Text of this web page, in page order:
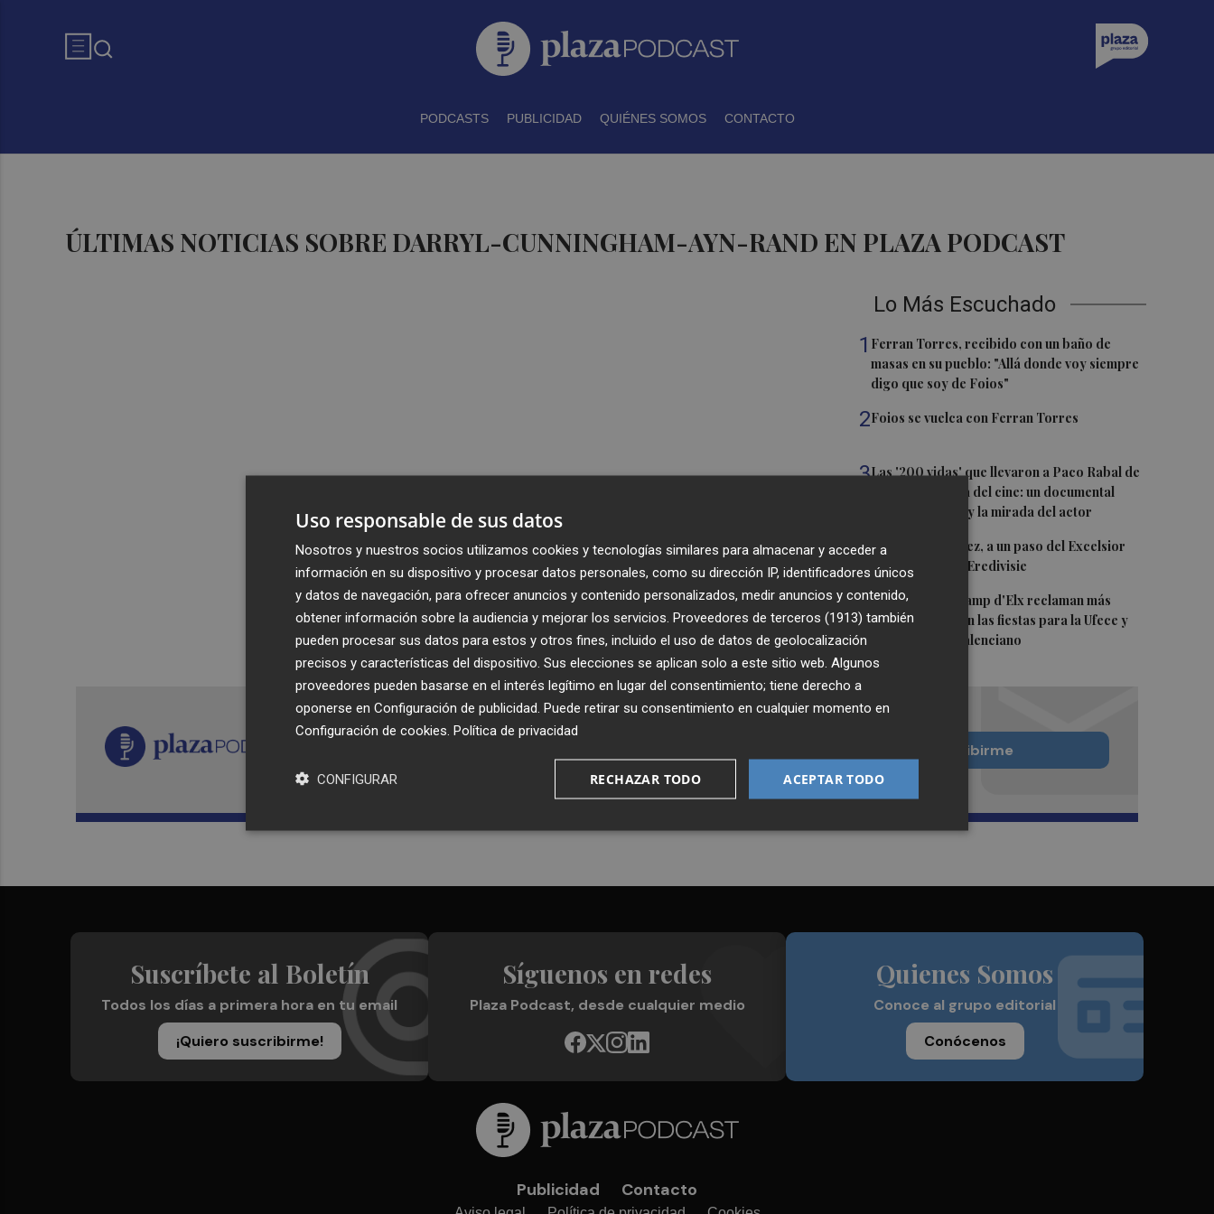
PODCASTS PUBLICIDAD QUIÉNES SOMOS CONTACTO
ÚLTIMAS NOTICIAS SOBRE DARRYL-CUNNINGHAM-AYN-RAND EN PLAZA PODCAST
Lo Más Escuchado
1 Ferran Torres, recibido con un baño de
masas en su pueblo: "Allá donde voy siempre
digo que soy de Foios"
2Foios se vuelca con Ferran Torres
3Las '200 vidas' que llevaron a Paco Rabal de
Águilas a la cima del cine: un documental
recupera la voz y la mirada del actor
4Mario Domínguez, a un paso del Excelsior
Róterdam de la Eredivisie
5Entidades del Camp d'Elx reclaman más
protagonismo en las fiestas para la Ufece y
conciertos en valenciano
Recibe toda la actualidad de
Plaza Podcast en tu correo
Quiero suscribirme
Suscríbete al Boletín
Todos los días a primera hora en tu email
¡Quiero suscribirme!
Síguenos en redes
Plaza Podcast, desde cualquier medio
Quienes Somos
Conoce al grupo editorial
Conócenos
Publicidad Contacto
Uso responsable de sus datos
Nosotros y nuestros socios utilizamos cookies y tecnologías similares para almacenar y acceder a
información en su dispositivo y procesar datos personales, como su dirección IP, identificadores únicos
y datos de navegación, para ofrecer anuncios y contenido personalizados, medir anuncios y contenido,
obtener información sobre la audiencia y mejorar los servicios. Proveedores de terceros (1913) también
pueden procesar sus datos para estos y otros fines, incluido el uso de datos de geolocalización
precisos y características del dispositivo. Sus elecciones se aplican solo a este sitio web. Algunos
proveedores pueden basarse en el interés legítimo en lugar del consentimiento; tiene derecho a
oponerse en Configuración de publicidad . Puede retirar su consentimiento en cualquier momento en
Configuración de cookies Política de privacidad
ACEPTAR TODO
RECHAZAR TODO
CONFIGURAR